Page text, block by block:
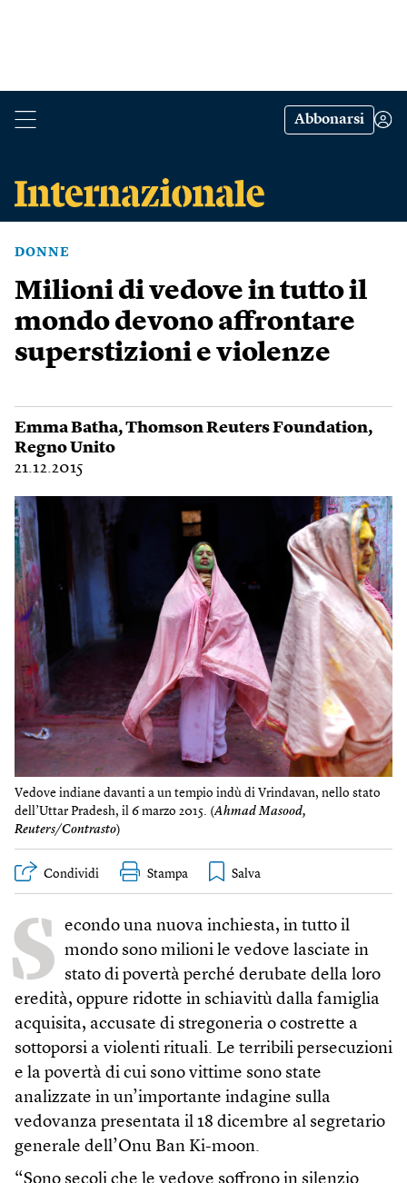
Abbonarsi
DONNE
Milioni di vedove in tutto il
mondo devono affrontare
superstizioni e violenze
Emma Batha,Thomson Reuters Foundation,
Regno Unito
21.12.2015
Vedove indiane davanti a un tempio indù di Vrindavan, nello stato
dell’Uttar Pradesh, il 6 marzo 2015. (Ahmad Masood,
Reuters/Contrasto)
Condividi Stampa
S econdo una nuova inchiesta, in tutto il
mondo sono milioni le vedove lasciate in
stato di povertà perché derubate della loro
eredità, oppure ridotte in schiavitù dalla famiglia
acquisita, accusate di stregoneria o costrette a
sottoporsi a violenti rituali. Le terribili persecuzioni
e la povertà di cui sono vittime sono state
analizzate in un’importante indagine sulla
vedovanza presentata il 18 dicembre al segretario
generale dell’Onu Ban Ki-moon.